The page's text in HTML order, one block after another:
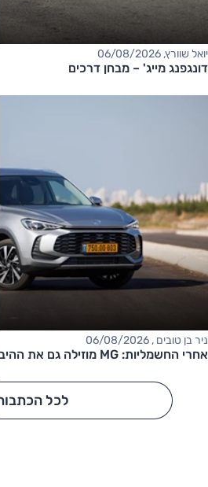
יואל שוורץ, 06/08/2026
דונגפנג מייג' – מבחן דרכים
ניר בן טובים , 06/08/2026
אחרי החשמליות: MG מוזילה גם את ההיברידיות
לכל הכתבות